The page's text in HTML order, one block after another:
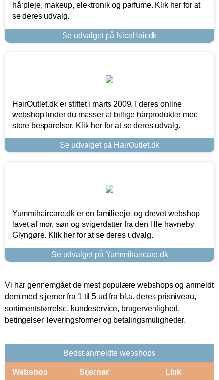
hårpleje, makeup, elektronik og parfume. Klik her for at
se deres udvalg.
Se udvalget på NiceHair.dk
HairOutlet.dk er stiftet i marts 2009. I deres online
webshop finder du masser af billige hårprodukter med
store besparelser. Klik her for at se deres udvalg.
Se udvalget på HairOutlet.dk
Yummihaircare.dk er en familieejet og drevet webshop
lavet af mor, søn og svigerdatter fra den lille havneby
Glyngøre. Klik her for at se deres udvalg.
Se udvalget på Yummihaircare.dk
Vi har gennemgået de mest populære webshops og anmeldt
dem med stjerner fra 1 til 5 ud fra bl.a. deres prisniveau,
sortimentstørrelse, kundeservice, brugervenlighed,
betingelser, leveringsformer og betalingsmuligheder.
Bedst anmeldte webshops
Webshop Stjerner Link